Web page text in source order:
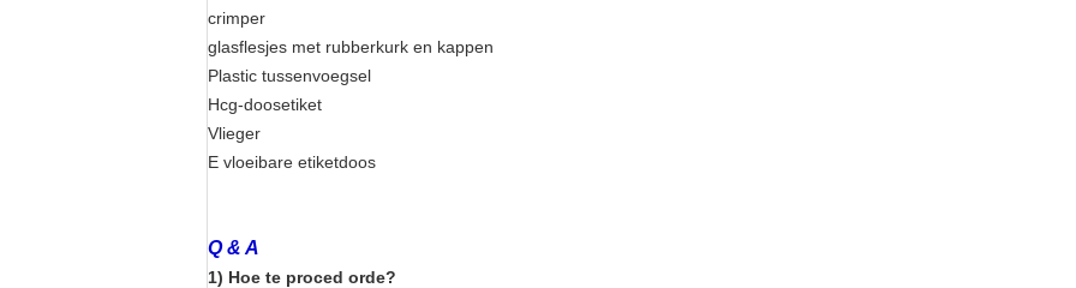
crimper
glasflesjes met rubberkurk en kappen
Plastic tussenvoegsel
Hcg-doosetiket
Vlieger
E vloeibare etiketdoos
Q & A
1) Hoe te proced orde?